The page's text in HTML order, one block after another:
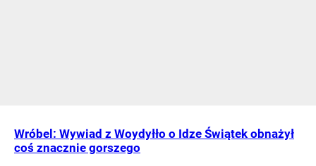
Wróbel: Wywiad z Woydyłło o Idze Świątek obnażył
coś znacznie gorszego